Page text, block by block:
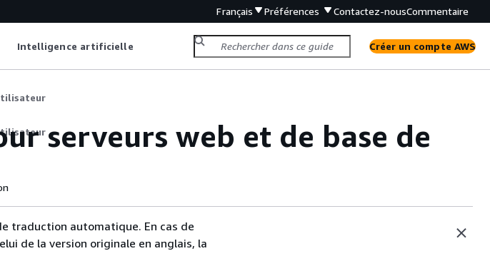
Français Préférences Contactez-nousCommentaire
Intelligence artificielle Créer un compte AWS
serveurs web et de base de
traduction automatique. En cas de
de la version originale en anglais, la